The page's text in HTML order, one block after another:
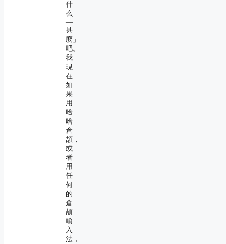
什
么
―
甚
麼」
吧。
我
現
在
如
果
用
哈
哈
倉
頡，
或
者
用
任
何
的
倉
頡
輸
入
法，